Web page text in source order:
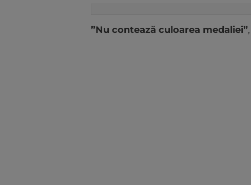
”Nu contează culoarea medaliei”